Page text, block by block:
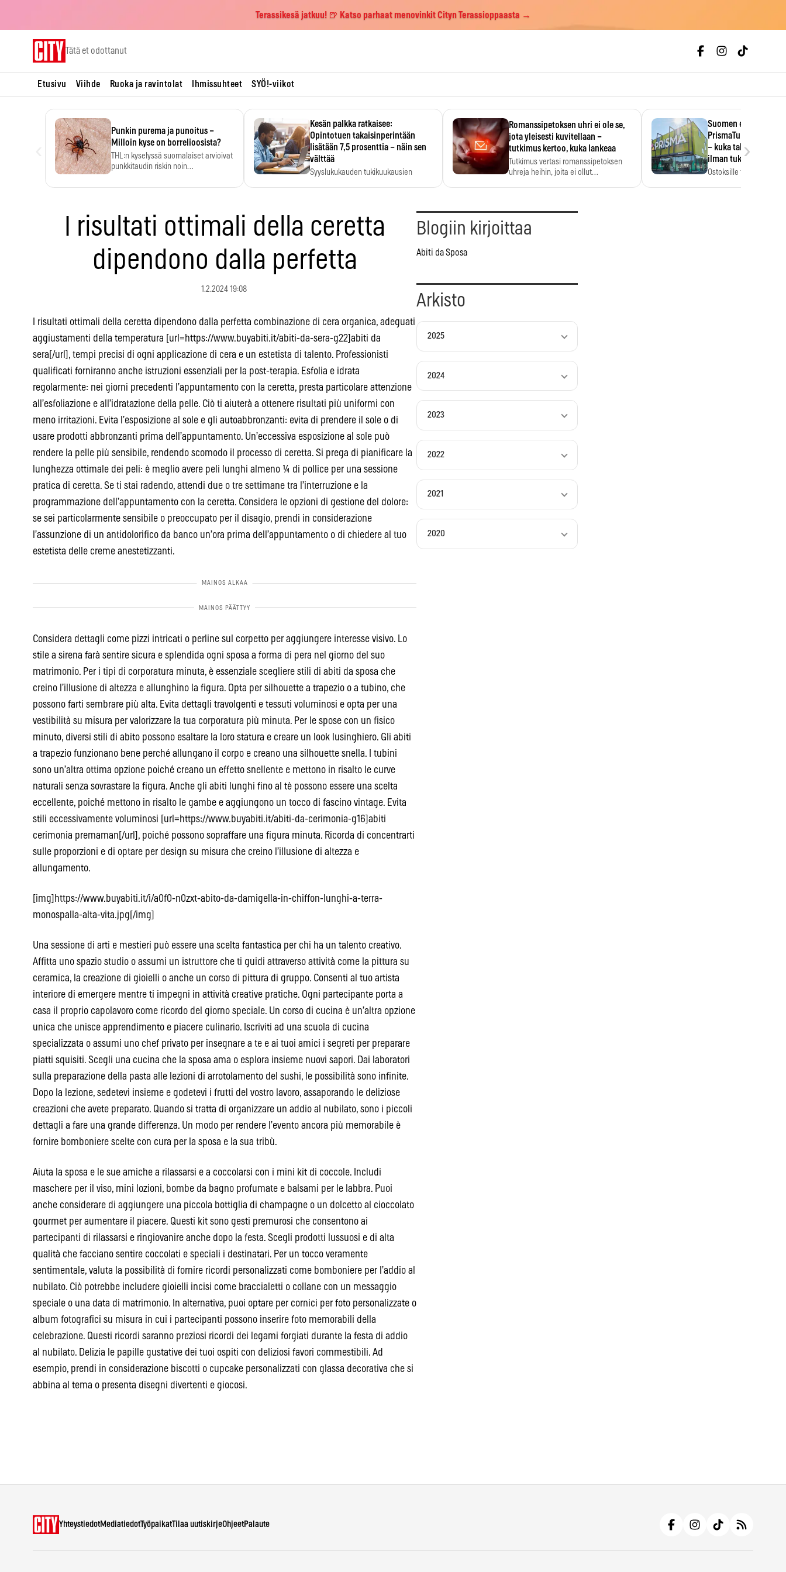
Terassikesä jatkuu! 🍺 Katso parhaat menovinkit Cityn Terassioppaasta →
Tätä et odottanut
Etusivu Viihde Ruoka ja ravintolat Ihmissuhteet SYÖ!-viikot
Punkin purema ja punoitus –
Milloin kyse on borrelioosista?
THL:n kyselyssä suomalaiset arvioivat
punkkitaudin riskin noin
Kesän palkka ratkaisee:
Opintotuen takaisinperintään
lisätään 7,5 prosenttia – näin sen
välttää
Syyslukukauden tukikuukausien
Romanssipetoksen uhri ei ole se,
jota yleisesti kuvitellaan –
tutkimus kertoo, kuka lankeaa
Tutkimus vertasi romanssipetoksen
uhreja heihin, joita ei ollut…
Suomen
PrismaTukku avautui
– kuka tahansa
ilman tukkukorttia
Ostoksille tarvitse
›
I risultati ottimali della ceretta
dipendono dalla perfetta
1.2.2024 19:08
I risultati ottimali della ceretta dipendono dalla perfetta combinazione di cera organica, adeguati
aggiustamenti della temperatura [url=https://www.buyabiti.it/abiti-da-sera-g22]abiti da
sera[/url], tempi precisi di ogni applicazione di cera e un estetista di talento. Professionisti
qualificati forniranno anche istruzioni essenziali per la post-terapia. Esfolia e idrata
regolarmente: nei giorni precedenti l’appuntamento con la ceretta, presta particolare attenzione
all’esfoliazione e all’idratazione della pelle. Ciò ti aiuterà a ottenere risultati più uniformi con
meno irritazioni. Evita l’esposizione al sole e gli autoabbronzanti: evita di prendere il sole o di
usare prodotti abbronzanti prima dell’appuntamento. Un’eccessiva esposizione al sole può
rendere la pelle più sensibile, rendendo scomodo il processo di ceretta. Si prega di pianificare la
lunghezza ottimale dei peli: è meglio avere peli lunghi almeno ¼ di pollice per una sessione
pratica di ceretta. Se ti stai radendo, attendi due o tre settimane tra l’interruzione e la
programmazione dell’appuntamento con la ceretta. Considera le opzioni di gestione del dolore:
se sei particolarmente sensibile o preoccupato per il disagio, prendi in considerazione
l’assunzione di un antidolorifico da banco un’ora prima dell’appuntamento o di chiedere al tuo
estetista delle creme anestetizzanti.
Considera dettagli come pizzi intricati o perline sul corpetto per aggiungere interesse visivo. Lo
stile a sirena farà sentire sicura e splendida ogni sposa a forma di pera nel giorno del suo
matrimonio. Per i tipi di corporatura minuta, è essenziale scegliere stili di abiti da sposa che
creino l’illusione di altezza e allunghino la figura. Opta per silhouette a trapezio o a tubino, che
possono farti sembrare più alta. Evita dettagli travolgenti e tessuti voluminosi e opta per una
vestibilità su misura per valorizzare la tua corporatura più minuta. Per le spose con un fisico
minuto, diversi stili di abito possono esaltare la loro statura e creare un look lusinghiero. Gli abiti
a trapezio funzionano bene perché allungano il corpo e creano una silhouette snella. I tubini
sono un’altra ottima opzione poiché creano un effetto snellente e mettono in risalto le curve
naturali senza sovrastare la figura. Anche gli abiti lunghi fino al tè possono essere una scelta
eccellente, poiché mettono in risalto le gambe e aggiungono un tocco di fascino vintage. Evita
stili eccessivamente voluminosi [url=https://www.buyabiti.it/abiti-da-cerimonia-g16]abiti
cerimonia premaman[/url], poiché possono sopraffare una figura minuta. Ricorda di concentrarti
sulle proporzioni e di optare per design su misura che creino l’illusione di altezza e
allungamento.
[img]https://www.buyabiti.it/i/a0f0-n0zxt-abito-da-damigella-in-chiffon-lunghi-a-terra-
monospalla-alta-vita.jpg[/img]
Una sessione di arti e mestieri può essere una scelta fantastica per chi ha un talento creativo.
Affitta uno spazio studio o assumi un istruttore che ti guidi attraverso attività come la pittura su
ceramica, la creazione di gioielli o anche un corso di pittura di gruppo. Consenti al tuo artista
interiore di emergere mentre ti impegni in attività creative pratiche. Ogni partecipante porta a
casa il proprio capolavoro come ricordo del giorno speciale. Un corso di cucina è un’altra opzione
unica che unisce apprendimento e piacere culinario. Iscriviti ad una scuola di cucina
specializzata o assumi uno chef privato per insegnare a te e ai tuoi amici i segreti per preparare
piatti squisiti. Scegli una cucina che la sposa ama o esplora insieme nuovi sapori. Dai laboratori
sulla preparazione della pasta alle lezioni di arrotolamento del sushi, le possibilità sono infinite.
Dopo la lezione, sedetevi insieme e godetevi i frutti del vostro lavoro, assaporando le deliziose
creazioni che avete preparato. Quando si tratta di organizzare un addio al nubilato, sono i piccoli
dettagli a fare una grande differenza. Un modo per rendere l’evento ancora più memorabile è
fornire bomboniere scelte con cura per la sposa e la sua tribù.
Aiuta la sposa e le sue amiche a rilassarsi e a coccolarsi con i mini kit di coccole. Includi
maschere per il viso, mini lozioni, bombe da bagno profumate e balsami per le labbra. Puoi
anche considerare di aggiungere una piccola bottiglia di champagne o un dolcetto al cioccolato
gourmet per aumentare il piacere. Questi kit sono gesti premurosi che consentono ai
partecipanti di rilassarsi e ringiovanire anche dopo la festa. Scegli prodotti lussuosi e di alta
qualità che facciano sentire coccolati e speciali i destinatari. Per un tocco veramente
sentimentale, valuta la possibilità di fornire ricordi personalizzati come bomboniere per l’addio al
nubilato. Ciò potrebbe includere gioielli incisi come braccialetti o collane con un messaggio
speciale o una data di matrimonio. In alternativa, puoi optare per cornici per foto personalizzate o
album fotografici su misura in cui i partecipanti possono inserire foto memorabili della
celebrazione. Questi ricordi saranno preziosi ricordi dei legami forgiati durante la festa di addio
al nubilato. Delizia le papille gustative dei tuoi ospiti con deliziosi favori commestibili. Ad
esempio, prendi in considerazione biscotti o cupcake personalizzati con glassa decorativa che si
abbina al tema o presenta disegni divertenti e giocosi.
Blogiin kirjoittaa
Abiti da Sposa
Arkisto
2025
2024
2023
2022
2021
2020
YhteystiedotMediatiedotTyöpaikatTilaa uutiskirjeOhjeetPalaute